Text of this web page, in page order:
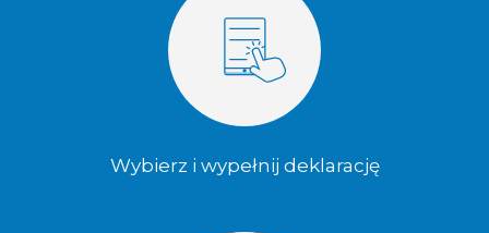
Wybierz i wypełnij deklarację